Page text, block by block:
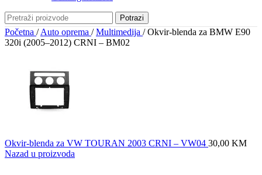
Potrazi
Početna / Auto oprema / Multimedija / Okvir-blenda za BMW E90
320i (2005–2012) CRNI – BM02
Okvir-blenda za VW TOURAN 2003 CRNI – VW04 30,00 KM
Nazad u proizvoda